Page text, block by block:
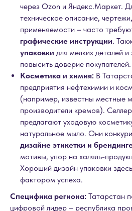
через Ozon и Яндекс.Маркет.
техническое описание,
применяемости – часто
графические инструкции.
упаковки для мелких деталей
повысить доверие покупателей.
Косметика и химия: В
предприятия нефтехимии и
(например, известны местные
производители кремов).
предлагают уходовую
натуральное мыло. Они
дизайне этикетки и
мотивы, упор на халяль-
Хороший дизайн упаковки
фактором успеха.
Специфика региона: Татарстан
цифровой лидер – республика